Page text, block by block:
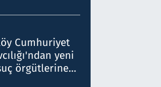
Cumhuriyet
yeni
örgütlerine